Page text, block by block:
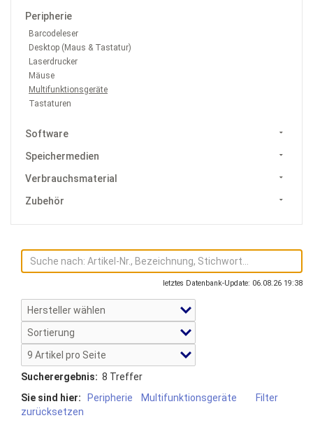
Peripherie
Barcodeleser
Desktop (Maus & Tastatur)
Laserdrucker
Mäuse
Multifunktionsgeräte
Tastaturen
Software
Speichermedien
Verbrauchsmaterial
Zubehör
letztes Datenbank-Update: 06.08.26 19:38
Sucherergebnis: 8 Treffer
Sie sind hier:
Peripherie Multifunktionsgeräte
Filter
zurücksetzen